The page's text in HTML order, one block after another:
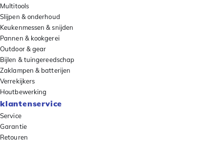
Multitools
Slijpen & onderhoud
Keukenmessen & snijden
Pannen & kookgerei
Outdoor & gear
Bijlen & tuingereedschap
Zaklampen & batterijen
Verrekijkers
Houtbewerking
klantenservice
Service
Garantie
Retouren